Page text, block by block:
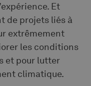
Et
de projets liés à
extrêmement
les conditions
et pour lutter
climatique.